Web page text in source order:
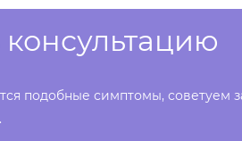
подобные симптомы, советуем